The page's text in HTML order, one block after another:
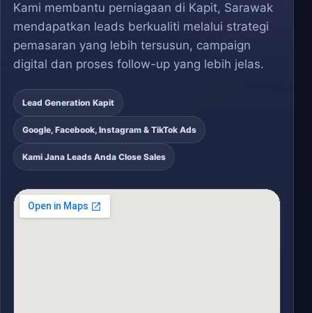
Kami membantu perniagaan di Kapit, Sarawak
mendapatkan leads berkualiti melalui strategi
pemasaran yang lebih tersusun, campaign
digital dan proses follow-up yang lebih jelas.
Lead Generation Kapit
Google, Facebook, Instagram & TikTok Ads
Kami Jana Leads Anda Close Sales